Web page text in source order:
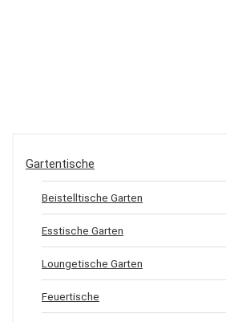
Gartentische
Beistelltische Garten
Esstische Garten
Loungetische Garten
Feuertische